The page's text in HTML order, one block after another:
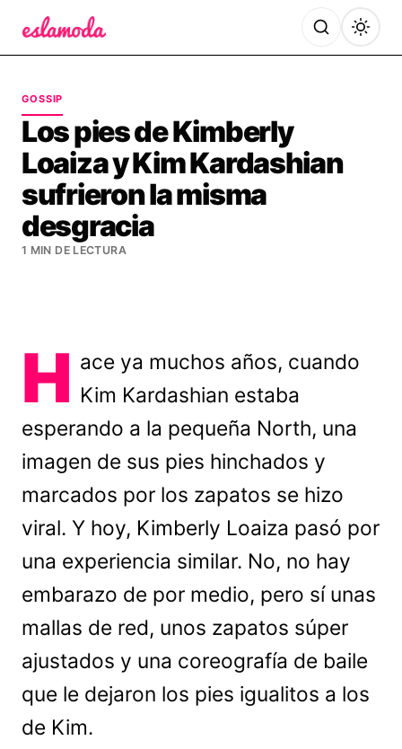
GOSSIP
Los pies de Kimberly
Loaiza y Kim Kardashian
sufrieron la misma
desgracia
1 MIN DE LECTURA
H ace ya muchos años, cuando
Kim Kardashian estaba
esperando a la pequeña North, una
imagen de sus pies hinchados y
marcados por los zapatos se hizo
viral. Y hoy, Kimberly Loaiza pasó por
una experiencia similar. No, no hay
embarazo de por medio, pero sí unas
mallas de red, unos zapatos súper
ajustados y una coreografía de baile
que le dejaron los pies igualitos a los
de Kim.